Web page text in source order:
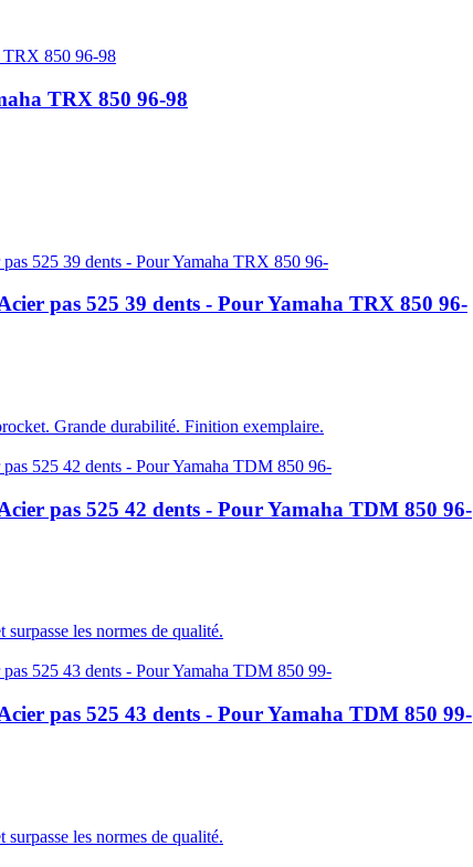
TRX 850 96-98
pas 525 39 dents - Pour Yamaha TRX 850 96-
Grande durabilité. Finition exemplaire.
pas 525 42 dents - Pour Yamaha TDM 850 96-
les normes de qualité.
pas 525 43 dents - Pour Yamaha TDM 850 99-
les normes de qualité.